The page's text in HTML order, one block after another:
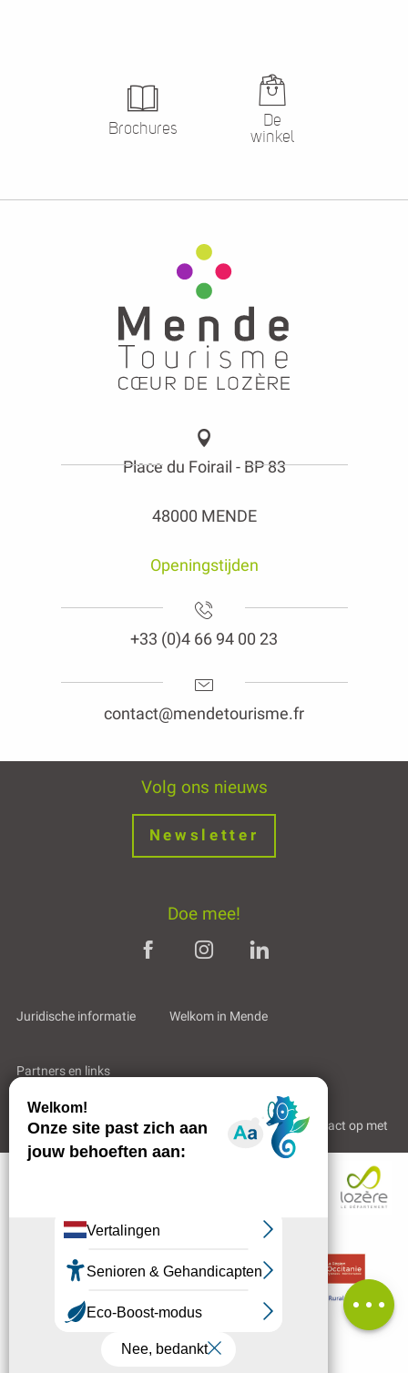
Beoordelingen
Brochures
De
winkel
Place du Foirail - BP 83
48000 MENDE
Openingstijden
+33 (0)4 66 94 00 23
contact@mendetourisme.fr
Volg ons nieuws
Newsletter
Doe mee!
Juridische informatie Welkom in Mende
Partners en links
Professioneel gebied Wie zijn wij? Neem contact op met